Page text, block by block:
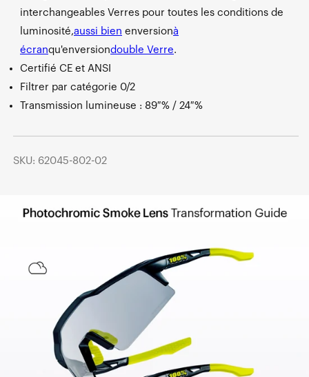
interchangeables Verres pour toutes les conditions de
luminosité,aussi bien enversionà
écranqu'enversiondouble Verre.
Certifié CE et ANSI
Filtrer par catégorie 0/2
Transmission lumineuse : 89 % / 24 %
SKU: 62045-802-02